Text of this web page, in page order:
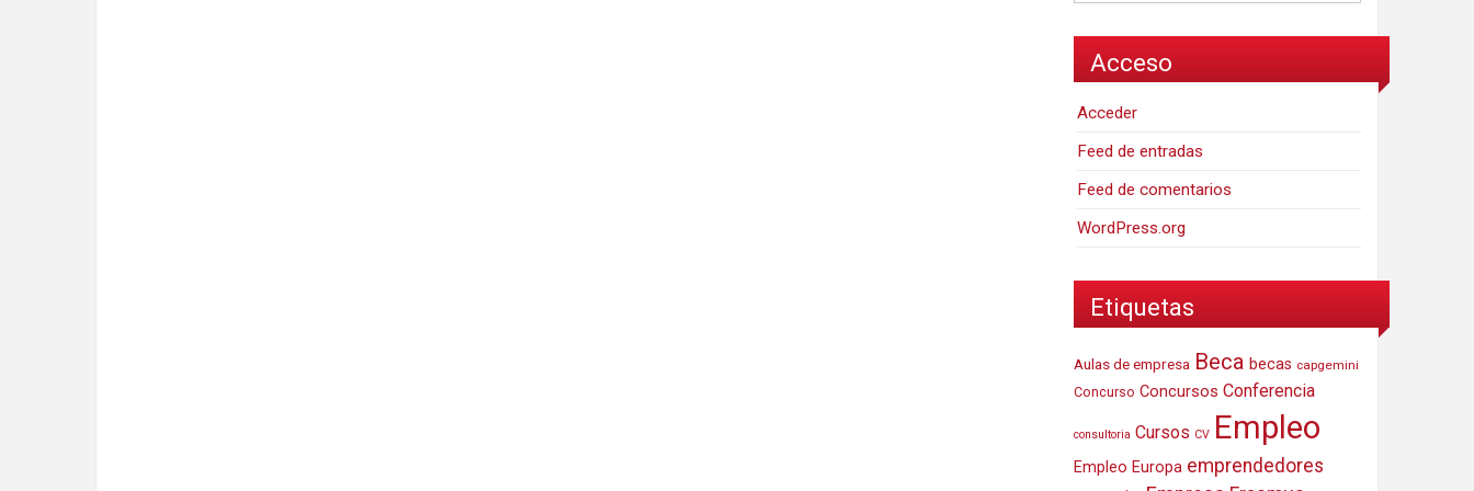
Acceso
Acceder
Feed de entradas
Feed de comentarios
WordPress.org
Etiquetas
Aulas de empresa Beca becas capgemini
Concurso Concursos Conferencia
consultoria Cursos CV Empleo
Empleo Europa emprendedores